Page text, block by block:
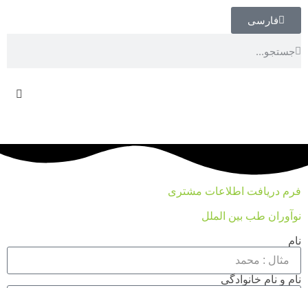
فارسی
فرم دریافت اطلاعات مشتری
نوآوران طب بین الملل
نام
نام و نام خانوادگی